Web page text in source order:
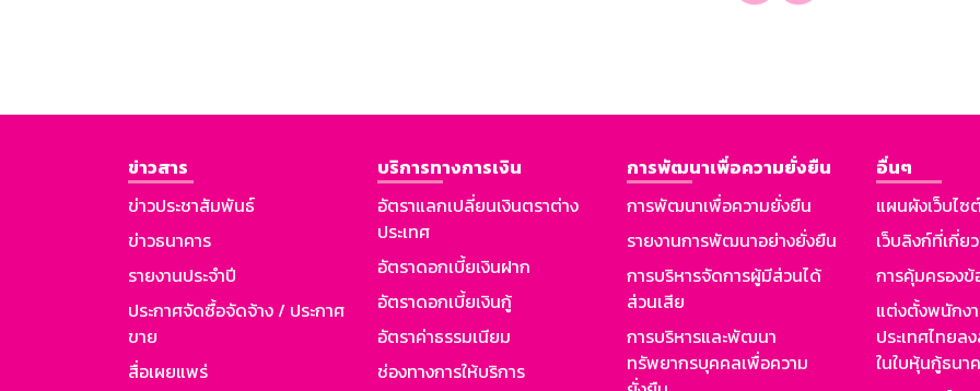
ข่าวสาร
ข่าวประชาสัมพันธ์
ข่าวธนาคาร
รายงานประจำปี
ประกาศจัดซื้อจัดจ้าง / ประกาศ
ขาย
สื่อเผยแพร่
บริการทางการเงิน
อัตราแลกเปลี่ยนเงินตราต่าง
ประเทศ
อัตราดอกเบี้ยเงินฝาก
อัตราดอกเบี้ยเงินกู้
อัตราค่าธรรมเนียม
ช่องทางการให้บริการ
การพัฒนาเพื่อความยั่งยืน
การพัฒนาเพื่อความยั่งยืน
รายงานการพัฒนาอย่างยั่งยืน
การบริหารจัดการผู้มีส่วนได้
ส่วนเสีย
การบริหารและพัฒนา
ทรัพยากรบุคคลเพื่อความ
อื่นๆ
แผนผังเว็บไซ
เว็บลิงก์ที่เกี่ย
การคุ้มครอง
แต่งตั้งพนักง
ประเทศไทยล
ในใบหุ้นกู้ธนา